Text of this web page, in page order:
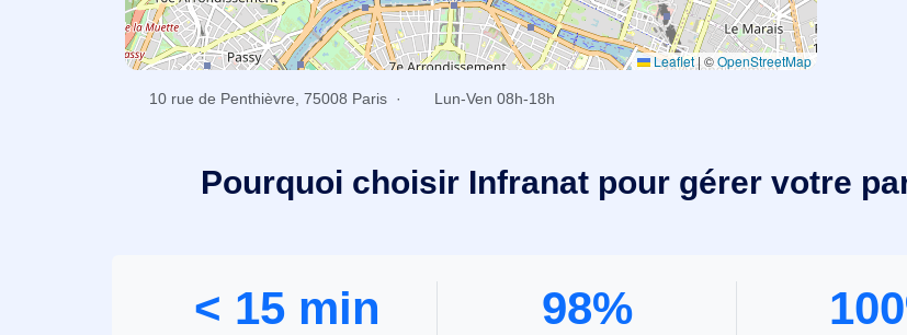
Leaflet|©OpenStreetMap
10 rue de Penthièvre, 75008 Paris · Lun-Ven 08h-18h
Pourquoi choisir Infranat pour gérer votre
< 15 min 98%